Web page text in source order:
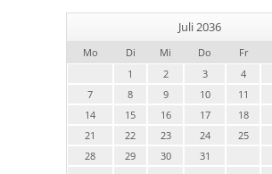
Juli 2036
Mo Di Mi Do Fr
1
2 3 4
7
8 9 10 11
14
15 16 17 18
21
22 23 24 25
28
29 30 31